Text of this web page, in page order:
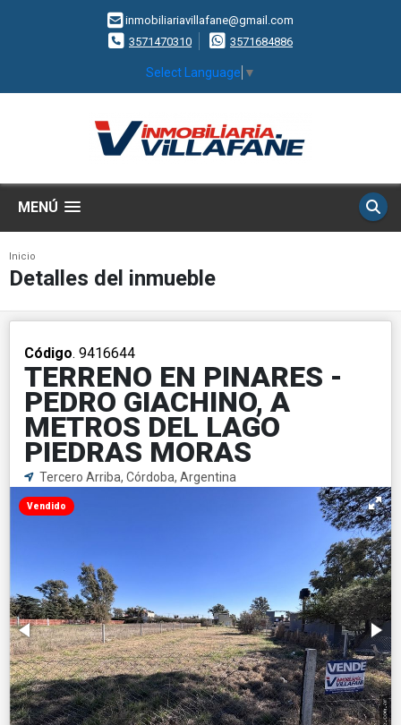
inmobiliariavillafane@gmail.com
3571470310
3571684886
Select Language ▼
MENÚ
Inicio
Detalles del inmueble
Código. 9416644
TERRENO EN PINARES -
PEDRO GIACHINO, A
METROS DEL LAGO
PIEDRAS MORAS
Tercero Arriba, Córdoba, Argentina
Vendido